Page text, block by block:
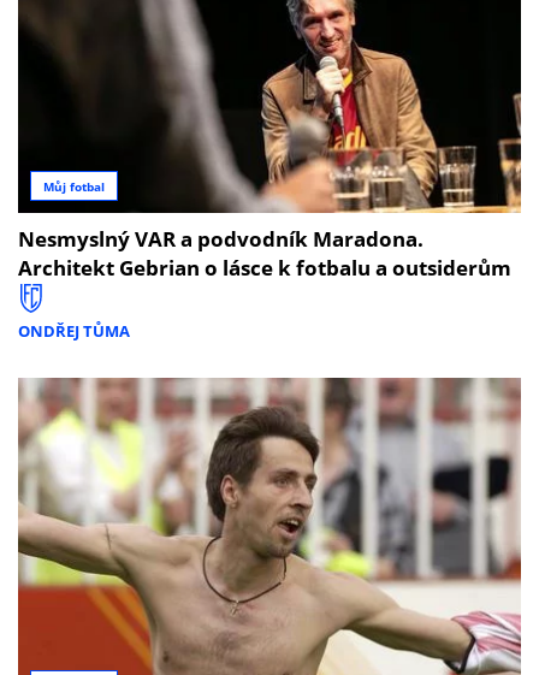
Můj fotbal
Nesmyslný VAR a podvodník Maradona.
Architekt Gebrian o lásce k fotbalu a outsiderům
ONDŘEJ TŮMA